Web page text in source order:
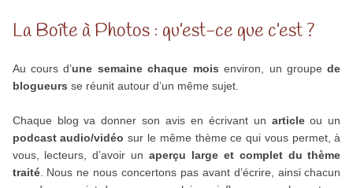
La Boîte à Photos : qu’est-ce que c’est ?
Au cours d’une semaine chaque mois environ, un groupe de
blogueurs se réunit autour d’un même sujet.
Chaque blog va donner son avis en écrivant un articleou un
podcast audio/vidéo sur le même thème ce qui vous permet, à
vous, lecteurs, d’avoir unaperçu large et complet du thème
traité. Nous ne nous concertons pas avant d’écrire, ainsi chacun